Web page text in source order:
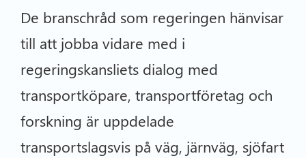
De branschråd som regeringen hänvisar
till att jobba vidare med i
regeringskansliets dialog med
transportköpare, transportföretag och
forskning är uppdelade
transportslagsvis på väg, järnväg, sjöfart